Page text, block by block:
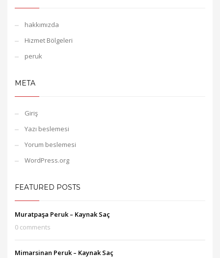
hakkımızda
Hizmet Bölgeleri
peruk
META
Giriş
Yazı beslemesi
Yorum beslemesi
WordPress.org
FEATURED POSTS
Muratpaşa Peruk – Kaynak Saç
0 comments
Mimarsinan Peruk – Kaynak Saç